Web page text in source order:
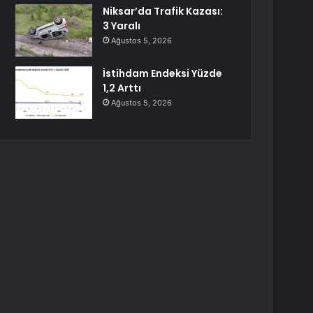
Niksar’da Trafik Kazası:
3 Yaralı
Ağustos 5, 2026
İstihdam Endeksi Yüzde
1,2 Arttı
Ağustos 5, 2026